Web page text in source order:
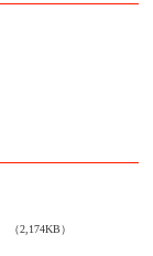
（2,174KB）